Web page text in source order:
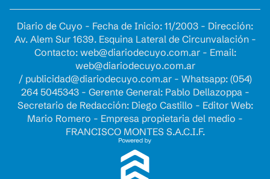
Diario de Cuyo - Fecha de Inicio: 11/2003 - Dirección:
Av. Alem Sur 1639. Esquina Lateral de Circunvalación -
Contacto: web@diariodecuyo.com.ar- Email:
web@diariodecuyo.com.ar
/ publicidad@diariodecuyo.com.ar- Whatsapp: (054)
264 5045343 - Gerente General: Pablo Dellazoppa -
Secretario de Redacción: Diego Castillo - Editor Web:
Mario Romero - Empresa propietaria del medio -
FRANCISCO MONTES S.A.C.I.F.